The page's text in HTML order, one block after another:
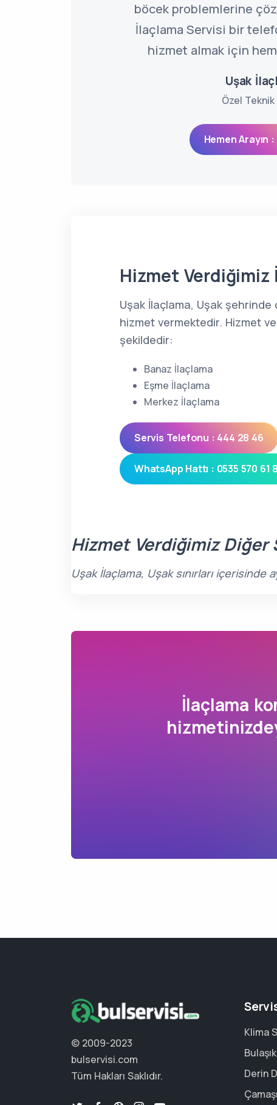
böcek problemlerine
İlaçlama Servisi bir
hizmet almak için
Uşak
Özel
Hemen Arayın
Hizmet Verdiğimiz
Uşak İlaçlama, Uşak
hizmet vermektedir. Hizmet
şekildedir:
Banaz İlaçlama
Eşme İlaçlama
Merkez İlaçlama
Servis Telefonu : 444 28 46
WhatsApp Hattı : 0535 570 61
Hizmet Verdiğimiz Diğer
Uşak İlaçlama, Uşak sınırları
İlaçlama
© 2009-2023
bulservisi.com
Tüm Hakları Saklıdır.
Klima
Derin